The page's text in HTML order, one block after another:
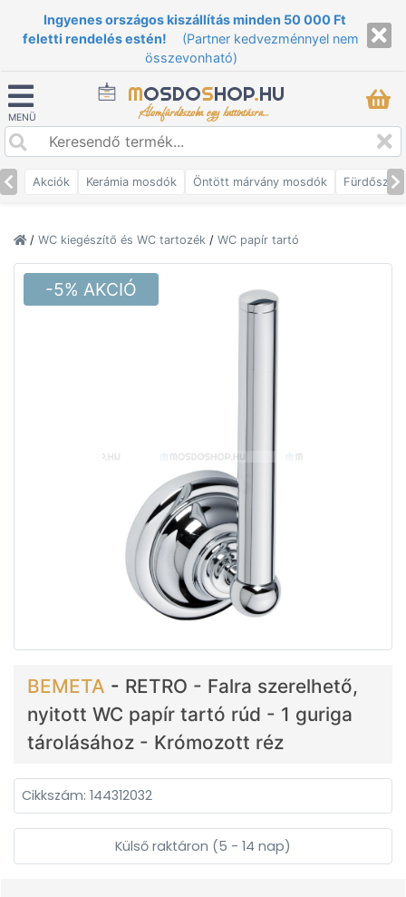
Ingyenes országos kiszállítás minden 50 000 Ft
feletti rendelés estén!
(Partner kedvezménnyel nem
összevonható)
MENÜ
MOSDOSHOP.HU
Álomfürdőszoba egy kattintásra...
Akciók Kerámia mosdók Öntött márvány mosdók
/ WC kiegészítő és WC tartozék / WC papír tartó
-5% AKCIÓ
BEMETA - RETRO - Falra szerelhető,
nyitott WC papír tartó rúd - 1 guriga
tárolásához - Krómozott réz
Cikkszám: 144312032
Külső raktáron (5 - 14 nap)